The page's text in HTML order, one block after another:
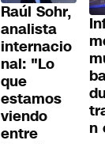
Raúl Sohr,
analista
internacio
nal: "Lo
que
estamos
viendo
entre
n